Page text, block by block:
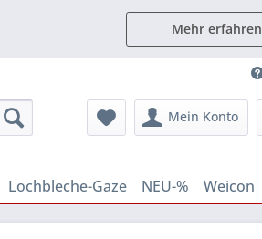
Mehr erfahren
Mein Konto
Lochbleche-Gaze NEU-% Weicon